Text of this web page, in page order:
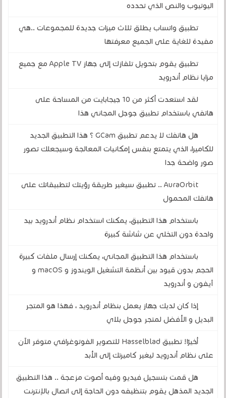
اليوتيوب والنص الذي تحدده
تطبيق واتساب يطلق ثلاث ميزات جديدة للمجموعات ..هي
مفيدة للغاية على الجميع معرفتها
تطبيق يقوم بتحويل تلفازك إلى جهاز Apple TV مع جميع
مزايا نظام أندرويد
لقد استعدت أكثر من 10 جيجابايت من المساحة على
هاتفي باستخدام تطبيق جوجل المجاني هذا
هل هاتفك لا يدعم تطبيق GCam ؟ هذا التطبيق الجديد
للكاميرا، الذي يتمتع بنفس إمكانيات المعالجة وسيجعلك تصور
صور واضحة جدا
AuraOrbit .. تطبيق سيغير طريقة رؤيتك لتطبيقاتك على
هاتفك المحمول
باستخدام هذا التطبيق، يمكنك استخدام نظام أندرويد بيد
واحدة دون التخلي عن شاشة كبيرة
باستخدام هذا التطبيق المجاني، يمكنك إرسال ملفات كبيرة
الحجم بدون قيود بين أنظمة التشغيل الويندوز و macOS و
آيفون و أندرويد
إذا كان لديك جهاز يعمل بنظام أندرويد ، فهذا هو المتجر
البديل و الأفضل لمتجر جوجل بلاي
أخيرًا! تطبيق Hasselblad للتصوير الفوتوغرافي متوفر الآن
على نظام أندرويد ليغير كاميرتك إلى الأبد
هل قمت بتسجيل فيديو وفيه أصوت مزعجة .. هذا التطبيق
الجديد المذهل يقوم بتنظيفه دون الحاجة إلى اتصال بالإنترنت